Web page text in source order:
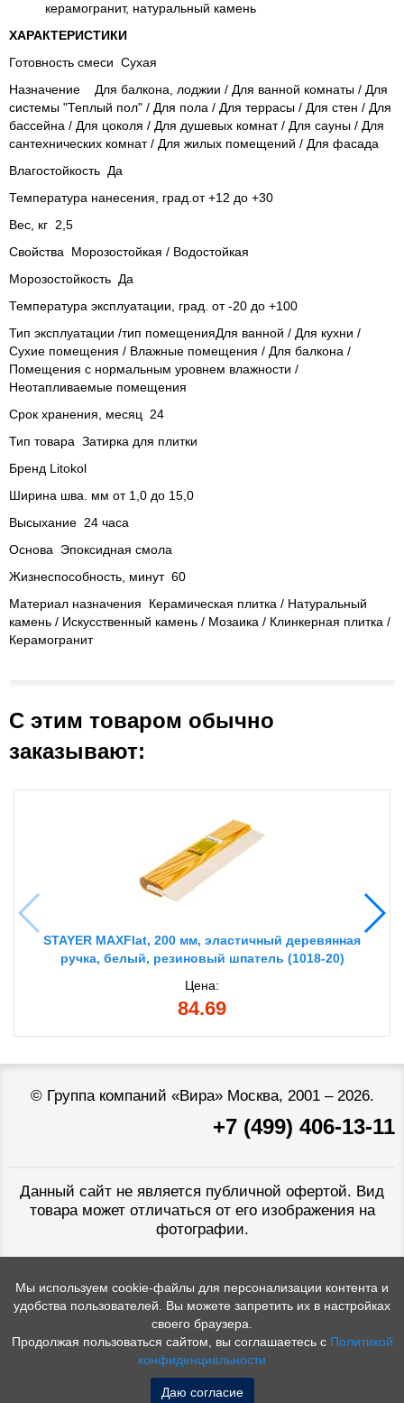
керамогранит, натуральный камень
ХАРАКТЕРИСТИКИ
Готовность смеси Сухая
Назначение Для балкона, лоджии / Для ванной комнаты / Для
системы "Теплый пол" / Для пола / Для террасы / Для стен / Для
бассейна / Для цоколя / Для душевых комнат / Для сауны / Для
сантехнических комнат / Для жилых помещений / Для фасада
Влагостойкость Да
Температура нанесения, град.от +12 до +30
Вес, кг 2,5
Свойства Морозостойкая / Водостойкая
Морозостойкость Да
Температура эксплуатации, град. от -20 до +100
Тип эксплуатации /тип помещенияДля ванной / Для кухни /
Сухие помещения / Влажные помещения / Для балкона /
Помещения с нормальным уровнем влажности /
Неотапливаемые помещения
Срок хранения, месяц 24
Тип товара Затирка для плитки
Бренд Litokol
Ширина шва. мм от 1,0 до 15,0
Высыхание 24 часа
Основа Эпоксидная смола
Жизнеспособность, минут 60
Материал назначения Керамическая плитка / Натуральный
камень / Искусственный камень / Мозаика / Клинкерная плитка /
Керамогранит
С этим товаром обычно
заказывают:
STAYER MAXFlat, 200 мм, эластичный деревянная
ручка, белый, резиновый шпатель (1018-20)
Цена:
84.69
© Группа компаний «Вира»Москва, 2001 – 2026.
+7 (499) 406-13-11
Данный сайт не является публичной офертой. Вид
товара может отличаться от его изображения на
фотографии.
Мы используем cookie-файлы для персонализации контента и
удобства пользователей. Вы можете запретить их в настройках
своего браузера.
Продолжая пользоваться сайтом, вы соглашаетесь с Политикой
конфиденциальности
Даю согласие